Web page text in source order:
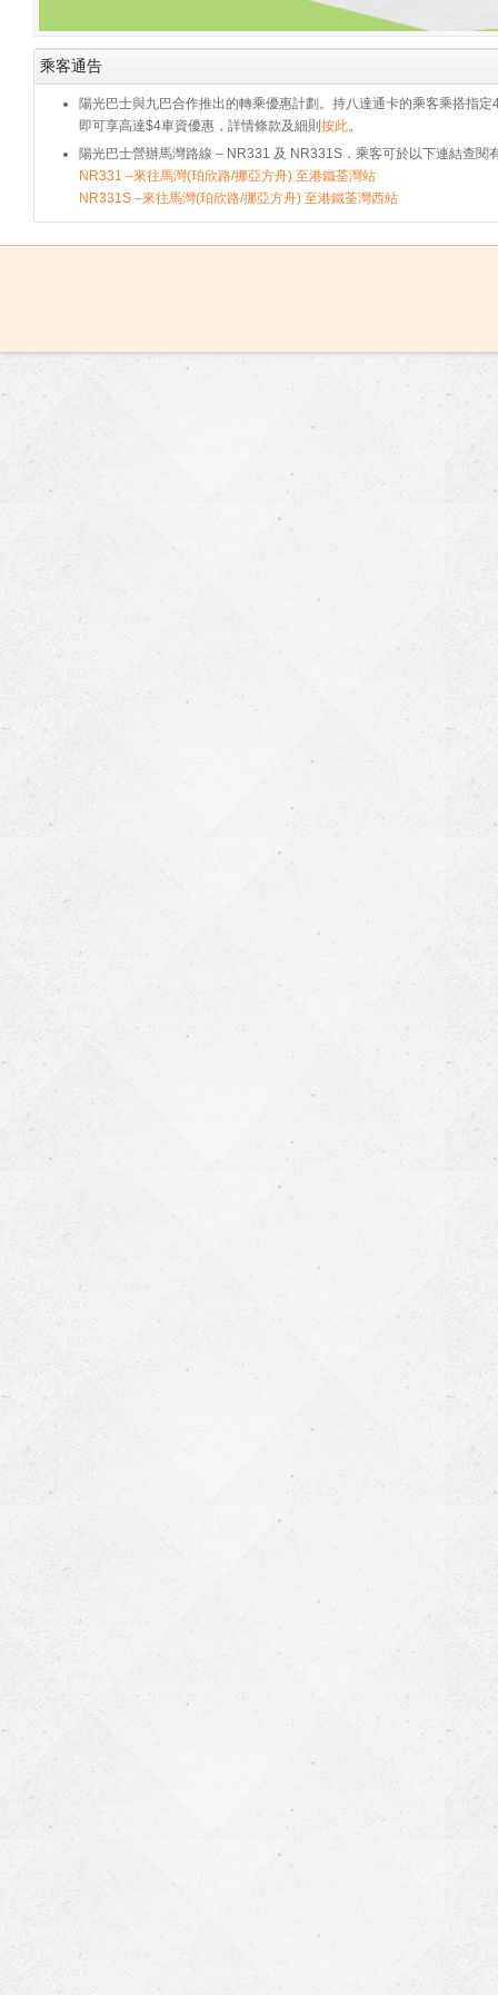
乘客通告
陽光巴士與九巴合作推出的轉乘優惠計劃。持八達通卡的乘客乘搭指
即可享高達$4車資優惠，詳情條款及細則 按此。
陽光巴士營辦馬灣路線 – NR331 及 NR331S．乘客可於以下連結查閱
NR331 –來往馬灣(珀欣路/挪亞方舟) 至港鐵荃灣站
NR331S –來往馬灣(珀欣路/挪亞方舟) 至港鐵荃灣西站